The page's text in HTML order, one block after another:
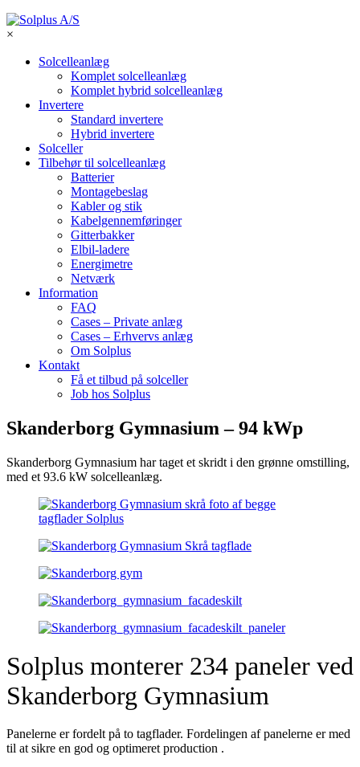
×
Solcelleanlæg
Komplet solcelleanlæg
Komplet hybrid solcelleanlæg
Invertere
Standard invertere
Hybrid invertere
Solceller
Tilbehør til solcelleanlæg
Batterier
Montagebeslag
Kabler og stik
Kabelgennemføringer
Gitterbakker
Elbil-ladere
Energimetre
Netværk
Information
FAQ
Cases – Private anlæg
Cases – Erhvervs anlæg
Om Solplus
Kontakt
Få et tilbud på solceller
Job hos Solplus
Skanderborg Gymnasium – 94 kWp
Skanderborg Gymnasium har taget et skridt i den grønne omstilling,
med et 93.6 kW solcelleanlæg.
Solplus monterer 234 paneler ved
Skanderborg Gymnasium
Panelerne er fordelt på to tagflader. Fordelingen af panelerne er med
til at sikre en god og optimeret production .